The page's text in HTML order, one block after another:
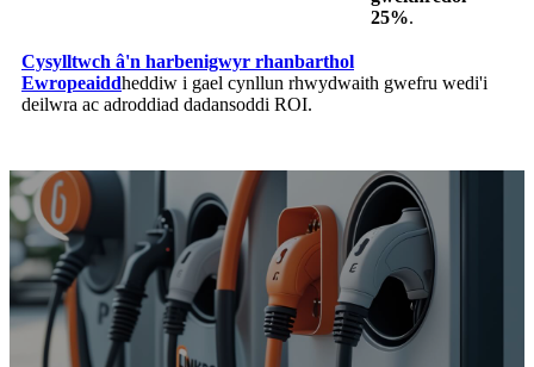
25%.
Cysylltwch â'n harbenigwyr rhanbarthol
Ewropeaiddheddiw i gael cynllun rhwydwaith gwefru wedi'i
deilwra ac adroddiad dadansoddi ROI.